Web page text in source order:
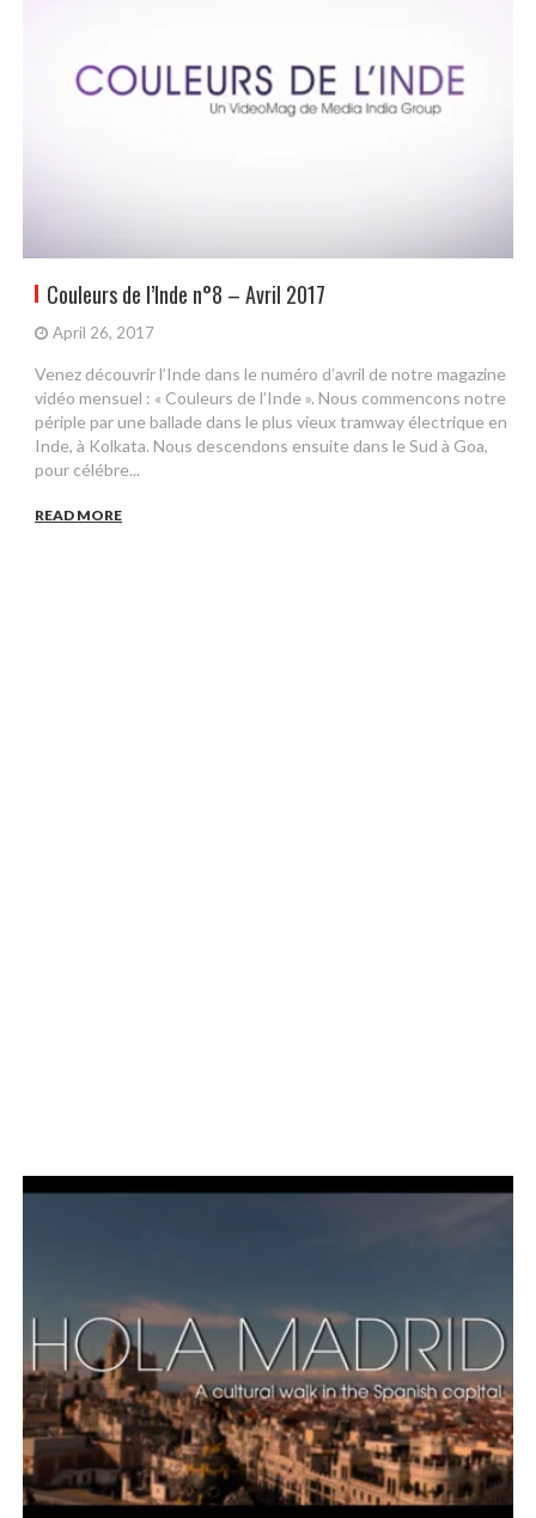
Couleurs de l’Inde n°8 – Avril 2017
April 26, 2017
Venez découvrir l’Inde dans le numéro d’avril de notre magazine
vidéo mensuel : « Couleurs de l’Inde ». Nous commencons notre
périple par une ballade dans le plus vieux tramway électrique en
Inde, à Kolkata. Nous descendons ensuite dans le Sud à Goa,
pour célébre...
READ MORE